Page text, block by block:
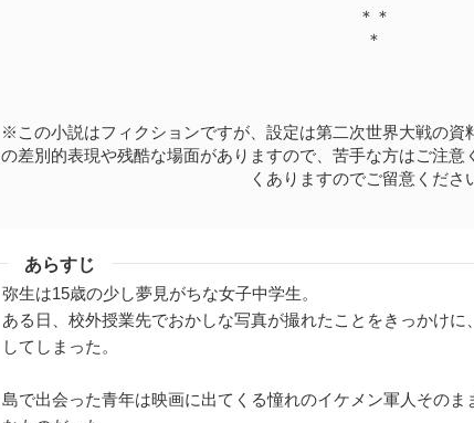
＊＊
＊
※この小説はフィクションですが、設定は第二次世界大戦の資
の差別的表現や残酷な場面がありますので、苦手な方はご注
くありますのでご留意くださ
あらすじ
弥生は15歳の少し夢見がちな女子中学生。
ある日、校外授業先でおかしな写真が撮れたことをきっかけ
してしまった。
島で出会った青年は映画に出てくる憧れのイケメン軍人その